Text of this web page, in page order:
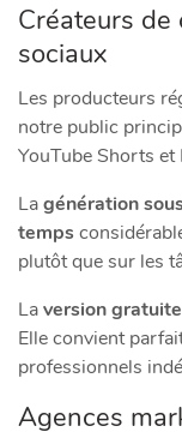
Créateurs
sociaux
Les producteurs
notre public
YouTube Shorts et
Lagénération
temps
plutôt que sur les
Laversion gratuite
Elle convient
professionnels
Agences